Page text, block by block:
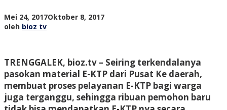
Mei 24, 2017Oktober 8, 2017oleh
oleh bioz tv
TRENGGALEK, bioz.tv – Seiring terkendalanya
pasokan material E-KTP dari Pusat Ke daerah,
membuat proses pelayanan E-KTP bagi warga
juga terganggu, sehingga ribuan pemohon baru